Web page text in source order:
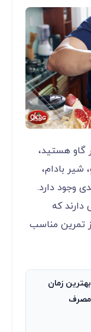
گاو هستید،
شیر بادام،
وجود دارد.
که
تمرین مناسب
بهترین زمان
مصرف